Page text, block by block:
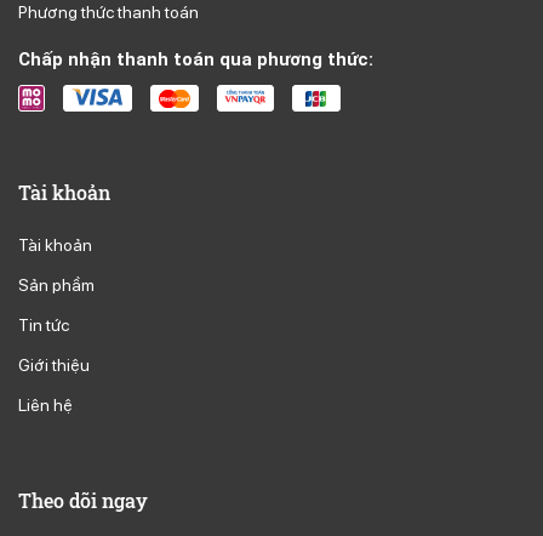
Phương thức thanh toán
Chấp nhận thanh toán qua phương thức:
Tài khoản
Tài khoản
Sản phầm
Tin tức
Giới thiệu
Liên hệ
Theo dõi ngay